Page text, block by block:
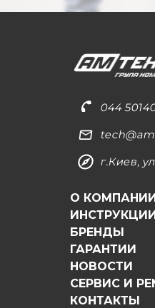
044
г.Киев,
О
БРЕНДЫ
ГАРАНТИИ
НОВОСТИ
СЕРВИС И
КОНТАКТЫ